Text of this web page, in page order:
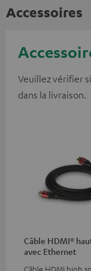
Accessoires
Veuillez vérifier
dans la livraison.
Câble HDMI®
avec Ethernet
Câble HDMI high